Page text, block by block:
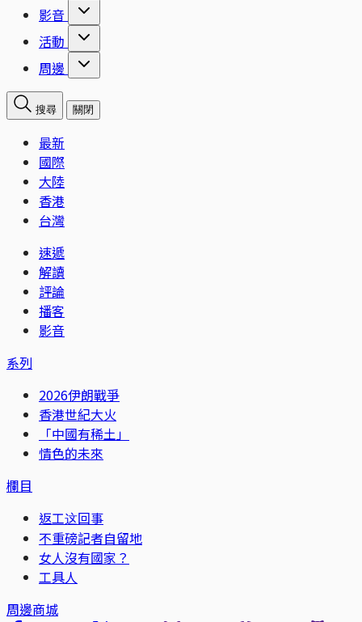
影音
活動
周邊
搜尋 關閉
最新
國際
大陸
香港
台灣
速遞
解讀
評論
播客
影音
系列
2026伊朗戰爭
香港世紀大火
「中國有稀土」
情色的未來
欄目
返工这回事
不重磅記者自留地
女人沒有國家？
工具人
周邊商城